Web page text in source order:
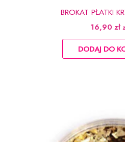
BROKAT PŁATKI
16,90 zł
DODAJ DO